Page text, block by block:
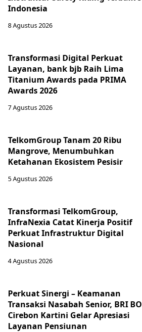
Indonesia
8 Agustus 2026
Transformasi Digital Perkuat
Layanan, bank bjb Raih Lima
Titanium Awards pada PRIMA
Awards 2026
7 Agustus 2026
TelkomGroup Tanam 20 Ribu
Mangrove, Menumbuhkan
Ketahanan Ekosistem Pesisir
5 Agustus 2026
Transformasi TelkomGroup,
InfraNexia Catat Kinerja Positif
Perkuat Infrastruktur Digital
Nasional
4 Agustus 2026
Perkuat Sinergi – Keamanan
Transaksi Nasabah Senior, BRI BO
Cirebon Kartini Gelar Apresiasi
Layanan Pensiunan